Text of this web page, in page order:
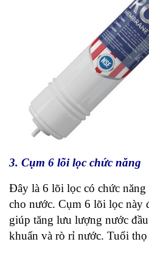
3. Cụm 6 lõi lọc chức năng
Đây là 6 lõi lọc có chức năng
cho nước. Cụm 6 lõi lọc này
giúp tăng lưu lượng nước
khuẩn và rò rỉ nước. Tuổi